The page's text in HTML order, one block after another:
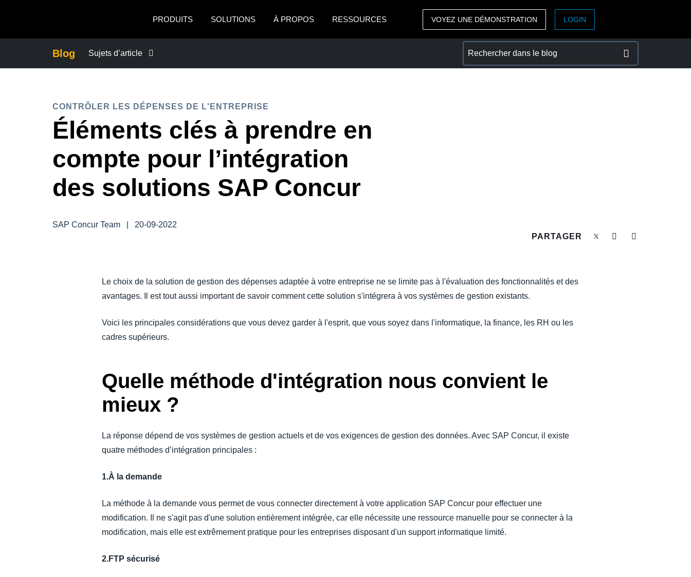
PRODUITS
SOLUTIONS À PROPOS RESSOURCES
México (Español)
Brasil (Português)
Norway (English)
ASIA PACIFIC
VOYEZ UNE DÉMONSTRATION LOGIN
Blog Sujets d’article
ACTUALITÉS DE L'ENTREPRISE
CONTRÔLER LES DÉPENSES DE L'ENTREPRISE
DURABILITÉ ÉCOLOGIQUE
VOYAGES ET DÉPENSES
CONTRÔLER LES DÉPENSES DE L'ENTREPRISE
Éléments clés à prendre en
compte pour l’intégration
des solutions SAP Concur
SAP Concur Team
20-09-2022
PARTAGER
Le choix de la solution de gestion des dépenses adaptée à votre entreprise ne se limite pas à l'évaluation des fonctionnalités et des
avantages. Il est tout aussi important de savoir comment cette solution s'intégrera à vos systèmes de gestion existants.
Voici les principales considérations que vous devez garder à l'esprit, que vous soyez dans l'informatique, la finance, les RH ou les
cadres supérieurs.
Quelle méthode d'intégration nous convient le
mieux ?
La réponse dépend de vos systèmes de gestion actuels et de vos exigences de gestion des données. Avec SAP Concur, il existe
quatre méthodes d’intégration principales :
1.À la demande
La méthode à la demande vous permet de vous connecter directement à votre application SAP Concur pour effectuer une
modification. Il ne s'agit pas d'une solution entièrement intégrée, car elle nécessite une ressource manuelle pour se connecter à la
modification, mais elle est extrêmement pratique pour les entreprises disposant d'un support informatique limité.
2.FTP sécurisé